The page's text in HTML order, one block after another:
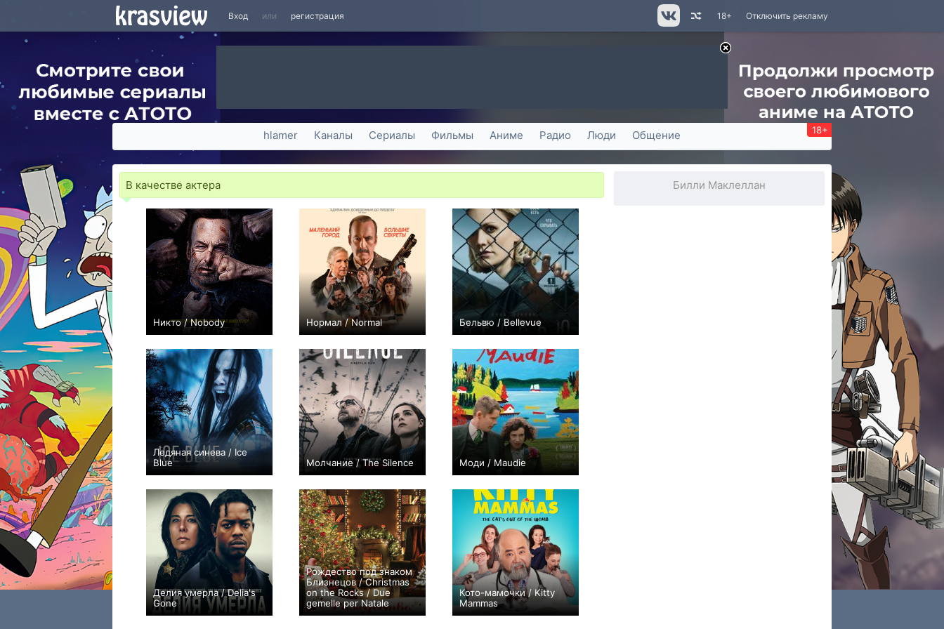
Вход или регистрация Отключить рекламу
18+
hlamer Каналы Сериалы Фильмы Аниме Радио Люди Общение 18+
В качестве актера
Никто / Nobody
+628
Нормал / Normal
+119
Бельвю / Bellevue
+20 8 115
Ледяная синева / Ice
Blue
0
Молчание / The Silence
0
Моди / Maudie
0
Делия умерла / Delia's
Gone
+1
Рождество под знаком
Близнецов / Christmas
on the Rocks / Due
gemelle per Natale
0
Кото-мамочки / Kitty
Mammas
0
Билли Маклеллан